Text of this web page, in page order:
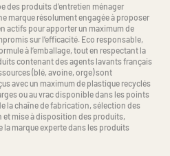
des produits d’entretien ménager
marque résolument engagée à proposer
actifs pour apporter un maximum de
sur l’efficacité. Eco responsable,
à l’emballage, tout en respectant la
contenant des agents lavants français
(blé, avoine, orge) sont
avec un maximum de plastique recyclés
ou au vrac disponible dans les points
la chaîne de fabrication, sélection des
mise à disposition des produits,
marque experte dans les produits